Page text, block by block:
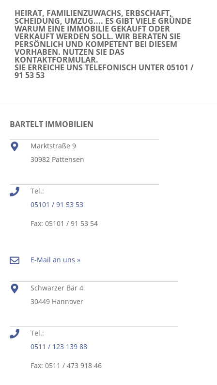
HEIRAT, FAMILIENZUWACHS, ERBSCHAFT,
SCHEIDUNG, UMZUG.... ES GIBT VIELE GRÜNDE
WARUM EINE IMMOBILIE GEKAUFT ODER
VERKAUFT WERDEN SOLL. WIR BERATEN SIE
PERSÖNLICH UND KOMPETENT BEI DIESEM
VORHABEN. NUTZEN SIE DAS
KONTAKTFORMULAR.
SIE ERREICHE UNS TELEFONISCH UNTER 05101 /
91 53 53
BARTELT IMMOBILIEN
Marktstraße 9
30982 Pattensen
Tel.:
05101 / 91 53 53
Fax: 05101 / 91 53 54
E-Mail an uns »
Schwarzer Bär 4
30449 Hannover
Tel.:
0511 / 123 139 88
Fax: 0511 / 473 918 46